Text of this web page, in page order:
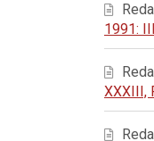
1991:
XXXIII,